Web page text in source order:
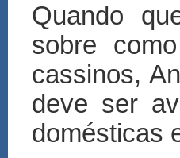
Quando
sobre
cassinos,
deve ser
domésticas